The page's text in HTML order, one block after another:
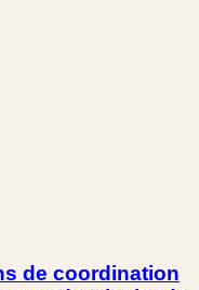
de coordination